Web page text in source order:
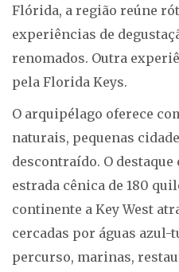
Flórida, a região reúne
experiências de
renomados. Outra
pela Florida Keys.
O arquipélago oferece
naturais, pequenas
descontraído. O destaque
estrada cênica de 180
continente a Key West
cercadas por águas azul-
percurso, marinas,